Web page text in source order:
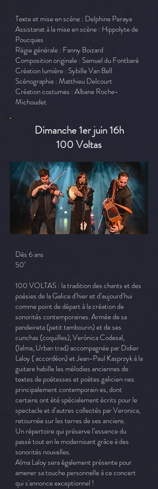
Texte et mise en scène : Delphine Peraya
Assistanat à la mise en scène : Hippolyte de
Poucques
Régie générale : Fanny Boizard
Composition originale : Samuel du Fontbaré
Création lumière : Sybille Van Bell
Scénographie : Matthieu Delcourt
Création costumes : Albane Roche-
Michoudet
Dimanche 1er juin 16h
100 Voltas
Dès 6 ans
50’
100 VOLTAS : la tradition des chants et des
poésies de la Galice d’hier et d’aujourd’hui
comme point de départ à la création de
sonorités contemporaines. Armée de sa
pandeireta (petit tambourin) et de ses
cunchas (coquilles), Verónica Codesal,
(Ialma, Urban trad) accompagnée par Didier
Laloy ( accordéon) et Jean-Paul Kasprzyk à la
guitare habille les mélodies anciennes de
textes de poétesses et poètes galicien·nes
principalement contemporain·es, dont
certains ont été spécialement écrits pour le
spectacle et d’autres collectés par Veronica,
retournée sur les terres de ses anciens.
Un répertoire qui préserve l’essence du
passé tout en le modernisant grâce à des
sonorités nouvelles.
Alma Laloy sera également présente pour
amener sa touche personnelle à ce concert
qui s'annonce exceptionnel !